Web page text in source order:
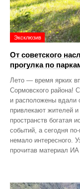
Эксклюзив
От советского
прогулка по
Лето — время ярких
Сормовского района!
и расположены вдали
привлекают жителей
пространств богатая
событий, а сегодня
немало интересного.
прочитав материал